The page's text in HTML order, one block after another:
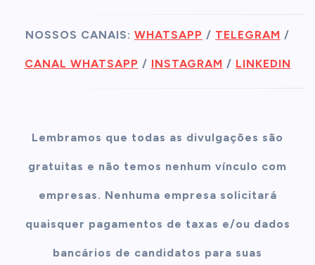
NOSSOS CANAIS: WHATSAPP / TELEGRAM /
CANAL WHATSAPP / INSTAGRAM / LINKEDIN
Lembramos que todas as divulgações são
gratuitas e não temos nenhum vínculo com
empresas. Nenhuma empresa solicitará
quaisquer pagamentos de taxas e/ou dados
bancários de candidatos para suas